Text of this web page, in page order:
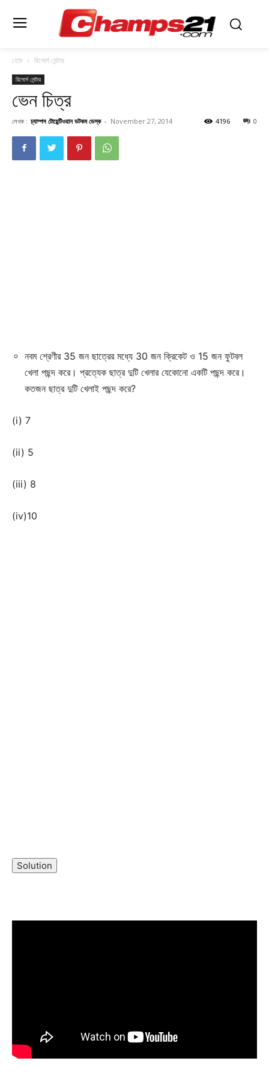
হোম রিসোর্স সেন্টার
রিসোর্স সেন্টার
ভেন চিত্র
লেখক : চ্যাম্পস টোয়েন্টিওয়ান ডটকম ডেস্ক - November 27, 2014 0
4196
নবম শ্রেণীর 35 জন ছাত্রের মধ্যে 30 জন ক্রিকেট ও 15 জন ফুটবল
খেলা পছন্দ করে। প্রত্যেক ছাত্র দুটি খেলার যেকোনো একটি পছন্দ করে।
কতজন ছাত্র দুটি খেলাই পছন্দ করে?
(i) 7
(ii) 5
(iii) 8
(iv)10